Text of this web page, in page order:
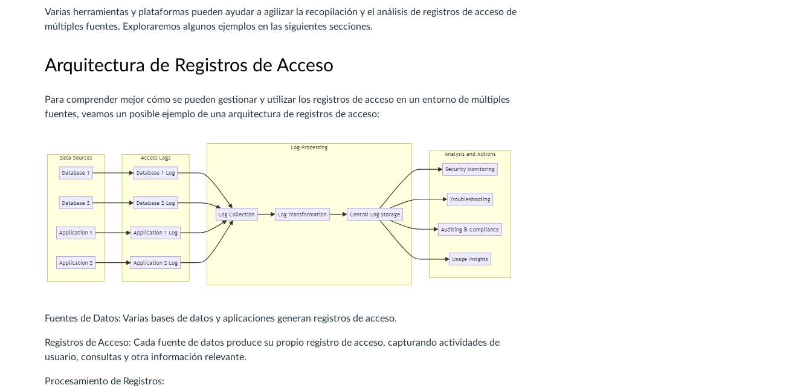
Varias herramientas y plataformas pueden ayudar a agilizar la recopilación y el análisis de registros de acceso de
múltiples fuentes. Exploraremos algunos ejemplos en las siguientes secciones.
Arquitectura de Registros de Acceso
Para comprender mejor cómo se pueden gestionar y utilizar los registros de acceso en un entorno de múltiples
fuentes, veamos un posible ejemplo de una arquitectura de registros de acceso:
Fuentes de Datos: Varias bases de datos y aplicaciones generan registros de acceso.
Registros de Acceso: Cada fuente de datos produce su propio registro de acceso, capturando actividades de
usuario, consultas y otra información relevante.
Procesamiento de Registros: